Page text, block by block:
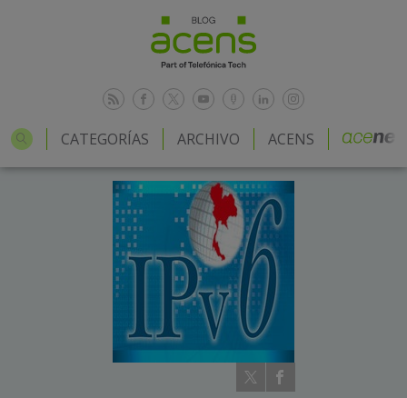
CATEGORÍAS ARCHIVO ACENS